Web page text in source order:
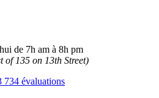
de 7h am à 8h pm
of 135 on 13th Street)
734 évaluations